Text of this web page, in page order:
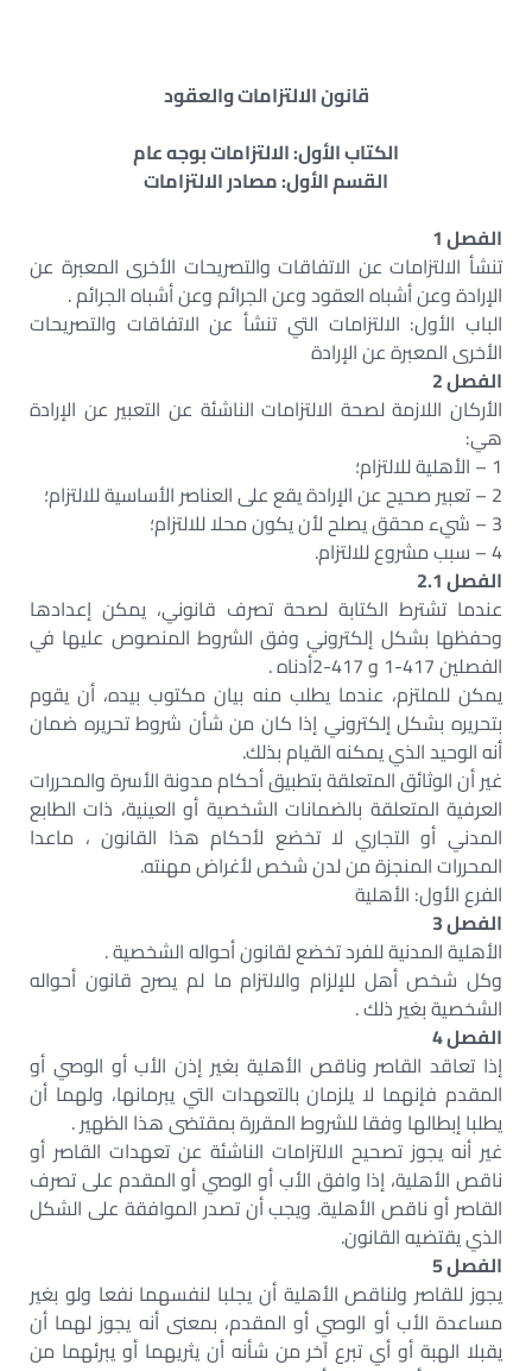
قانون الالتزامات والعقود
الكتاب الأول: الالتزامات بوجه عام
القسم الأول: مصادر الالتزامات
الفصل 1
تنشأ الالتزامات عن الاتفاقات والتصريحات الأخرى المعبرة عن
الإرادة وعن أشباه العقود وعن الجرائم وعن أشباه الجرائم .
الباب الأول: الالتزامات التي تنشأ عن الاتفاقات والتصريحات
الأخرى المعبرة عن الإرادة
الفصل 2
الأركان اللازمة لصحة الالتزامات الناشئة عن التعبير عن الإرادة
هي:
1 – الأهلية للالتزام؛
2 – تعبير صحيح عن الإرادة يقع على العناصر الأساسية للالتزام؛
3 – شيء محقق يصلح لأن يكون محلا للالتزام؛
4 – سبب مشروع للالتزام.
الفصل 2.1
عندما تشترط الكتابة لصحة تصرف قانوني، يمكن إعدادها
وحفظها بشكل إلكتروني وفق الشروط المنصوص عليها في
الفصلين 417-1 و 417-2أدناه .
يمكن للملتزم، عندما يطلب منه بيان مكتوب بيده، أن يقوم
بتحريره بشكل إلكتروني إذا كان من شأن شروط تحريره ضمان
أنه الوحيد الذي يمكنه القيام بذلك.
غير أن الوثائق المتعلقة بتطبيق أحكام مدونة الأسرة والمحررات
العرفية المتعلقة بالضمانات الشخصية أو العينية، ذات الطابع
المدني أو التجاري لا تخضع لأحكام هذا القانون ، ماعدا
المحررات المنجزة من لدن شخص لأغراض مهنته.
الفرع الأول: الأهلية
الفصل 3
الأهلية المدنية للفرد تخضع لقانون أحواله الشخصية .
وكل شخص أهل للإلزام والالتزام ما لم يصرح قانون أحواله
الشخصية بغير ذلك .
الفصل 4
إذا تعاقد القاصر وناقص الأهلية بغير إذن الأب أو الوصي أو
المقدم فإنهما لا يلزمان بالتعهدات التي يبرمانها، ولهما أن
يطلبا إبطالها وفقا للشروط المقررة بمقتضى هذا الظهير .
غير أنه يجوز تصحيح الالتزامات الناشئة عن تعهدات القاصر أو
ناقص الأهلية، إذا وافق الأب أو الوصي أو المقدم على تصرف
القاصر أو ناقص الأهلية. ويجب أن تصدر الموافقة على الشكل
الذي يقتضيه القانون.
الفصل 5
يجوز للقاصر ولناقص الأهلية أن يجلبا لنفسهما نفعا ولو بغير
مساعدة الأب أو الوصي أو المقدم، بمعنى أنه يجوز لهما أن
يقبلا الهبة أو أي تبرع آخر من شأنه أن يثريهما أو يبرئهما من